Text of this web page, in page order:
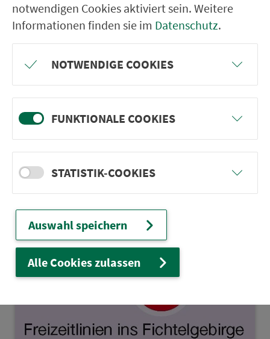
Hallerndorfer-Keller-Express (Bus
265)
Visit traditional beer cellars and beer
notwendigen Cookies aktiviert sein. Weitere
Informationen finden sie im Datenschutz.
NOTWENDIGE COOKIES
FUNKTIONALE COOKIES
STATISTIK-COOKIES
Auswahl speichern
Alle Cookies zulassen